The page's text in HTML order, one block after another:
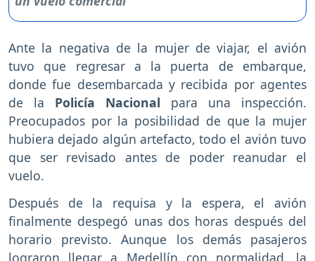
Ante la negativa de la mujer de viajar, el avión
tuvo que regresar a la puerta de embarque,
donde fue desembarcada y recibida por agentes
de la Policía Nacional para una inspección.
Preocupados por la posibilidad de que la mujer
hubiera dejado algún artefacto, todo el avión tuvo
que ser revisado antes de poder reanudar el
vuelo.
Después de la requisa y la espera, el avión
finalmente despegó unas dos horas después del
horario previsto. Aunque los demás pasajeros
lograron llegar a Medellín con normalidad, la